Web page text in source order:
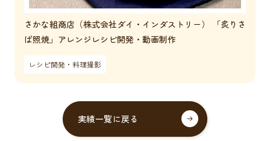
さかな組商店（株式会社ダイ・インダストリー） 「炙りさ
ば照焼」アレンジレシピ開発・動画制作
レシピ開発・料理撮影
実績一覧に戻る